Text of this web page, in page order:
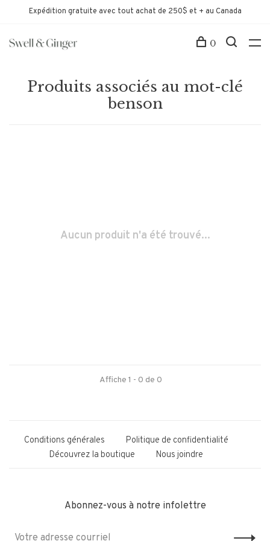
Expédition gratuite avec tout achat de 250$ et + au Canada
0
Produits associés au mot-clé
benson
Aucun produit n'a été trouvé...
Affiche 1 - 0 de 0
Conditions générales
Politique de confidentialité
Découvrez la boutique
Nous joindre
Abonnez-vous à notre infolettre